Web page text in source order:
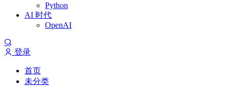
Python
AI 时代
OpenAI
登录
首页
未分类